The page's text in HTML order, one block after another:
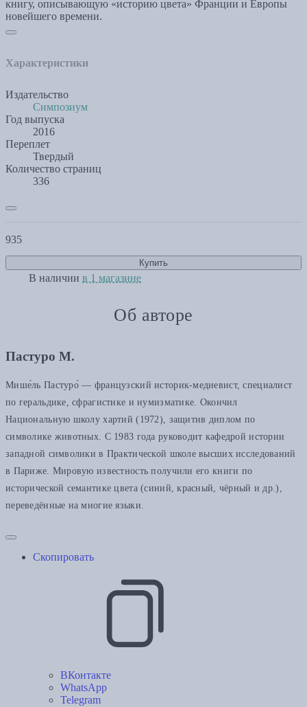
книгу, описывающую «историю цвета» Франции и Европы
новейшего времени.
Характеристики
Издательство
Симпозиум
Год выпуска
2016
Переплет
Твердый
Количество страниц
336
935
Купить
В наличии в 1 магазине
Об авторе
Пастуро М.
Мише́ль Пастуро́ — французский историк-медиевист, специалист
по геральдике, сфрагистике и нумизматике. Окончил
Национальную школу хартий (1972), защитив диплом по
символике животных. С 1983 года руководит кафедрой истории
западной символики в Практической школе высших исследований
в Париже. Мировую известность получили его книги по
исторической семантике цвета (синий, красный, чёрный и др.),
переведённые на многие языки.
Скопировать
ВКонтакте
WhatsApp
Telegram